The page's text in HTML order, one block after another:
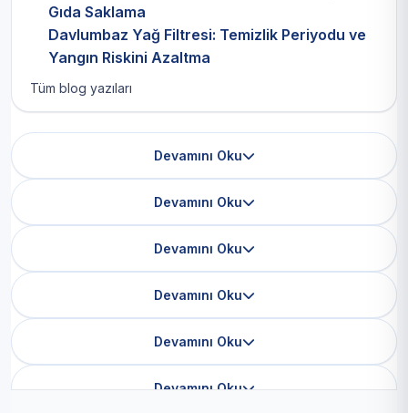
Gıda Saklama
Davlumbaz Yağ Filtresi: Temizlik Periyodu ve
Yangın Riskini Azaltma
Tüm blog yazıları
Devamını Oku
Devamını Oku
Devamını Oku
Devamını Oku
Devamını Oku
Devamını Oku